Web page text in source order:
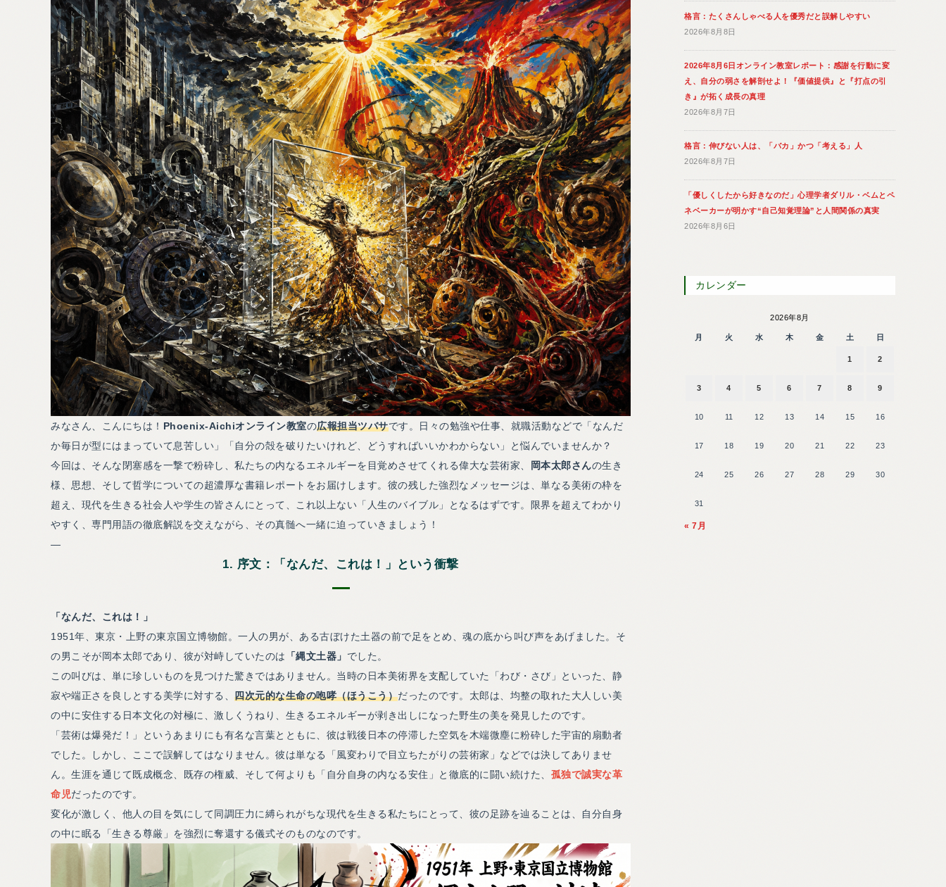
みなさん、こんにちは！ Phoenix-Aichiオンライン教室の広報担当ツバサです。日々の勉強や仕事、就職活動などで「なんだ
か毎日が型にはまっていて息苦しい」「自分の殻を破りたいけれど、どうすればいいかわからない」と悩んでいませんか？
今回は、そんな閉塞感を一撃で粉砕し、私たちの内なるエネルギーを目覚めさせてくれる偉大な芸術家、
岡本太郎さんの生き
様、思想、そして哲学についての超濃厚な書籍レポートをお届けします。彼の残した強烈なメッセージは、単なる美術の枠を
超え、現代を生きる社会人や学生の皆さんにとって、これ以上ない「人生のバイブル」となるはずです。限界を超えてわかり
やすく、専門用語の徹底解説を交えながら、その真髄へ一緒に迫っていきましょう！
—
1. 序文：「なんだ、これは！」という衝撃
「なんだ、これは！」
1951年、東京・上野の東京国立博物館。一人の男が、ある古ぼけた土器の前で足をとめ、魂の底から叫び声をあげました。そ
の男こそが岡本太郎であり、彼が対峙していたのは 「縄文土器」 でした。
この叫びは、単に珍しいものを見つけた驚きではありません。当時の日本美術界を支配していた「わび・さび」といった、静
寂や端正さを良しとする美学に対する、 四次元的な生命の咆哮（ほうこう）だったのです。太郎は、均整の取れた大人しい美
の中に安住する日本文化の対極に、激しくうねり、生きるエネルギーが剥き出しになった野生の美を発見したのです。
「芸術は爆発だ！」というあまりにも有名な言葉とともに、彼は戦後日本の停滞した空気を木端微塵に粉砕した宇宙的扇動者
でした。しかし、ここで誤解してはなりません。彼は単なる「風変わりで目立ちたがりの芸術家」などでは決してありませ
ん。生涯を通じて既成概念、既存の権威、そして何よりも「自分自身の内なる安住」と徹底的に闘い続けた、 孤独で誠実な革
命児だったのです。
変化が激しく、他人の目を気にして同調圧力に縛られがちな現代を生きる私たちにとって、彼の足跡を辿ることは、自分自身
の中に眠る「生きる尊厳」を強烈に奪還する儀式そのものなのです。
格言：たくさんしゃべる人を優秀だと誤解しやすい
2026年8月8日
2026年8月6日オンライン教室レポート：感謝を行動に変
え、自分の弱さを解剖せよ！『価値提供』と『打点の引
き』が拓く成長の真理
2026年8月7日
格言：伸びない人は、「バカ」かつ「考える」人
2026年8月7日
「優しくしたから好きなのだ」心理学者ダリル・ベムとペ
ネベーカーが明かす“自己知覚理論”と人間関係の真実
2026年8月6日
カレンダー
2026年8月
月 火 水 木 金 土 日
1 2
3 4 5 6 7 8 9
10 11 12 13 14 15 16
17 18 19 20 21 22 23
24 25 26 27 28 29 30
31
« 7月